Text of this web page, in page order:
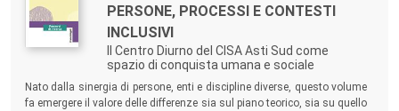
PERSONE, PROCESSI E CONTESTI
INCLUSIVI
Il Centro Diurno del CISA Asti Sud come
spazio di conquista umana e sociale
Nato dalla sinergia di persone, enti e discipline diverse, questo volume
fa emergere il valore delle differenze sia sul piano teorico, sia su quello